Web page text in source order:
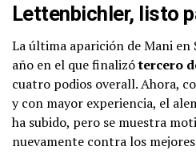
Lettenbichler, listo
La última aparición de Mani en
año en el que finalizótercero
cuatro podios overall. Ahora,
y con mayor experiencia, el
ha subido, pero se muestra
nuevamente contra los